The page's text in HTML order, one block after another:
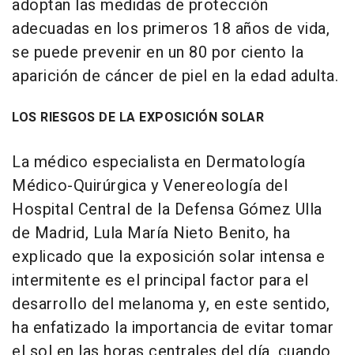
adoptan las medidas de protección
adecuadas en los primeros 18 años de vida,
se puede prevenir en un 80 por ciento la
aparición de cáncer de piel en la edad adulta.
LOS RIESGOS DE LA EXPOSICIÓN SOLAR
La médico especialista en Dermatología
Médico-Quirúrgica y Venereología del
Hospital Central de la Defensa Gómez Ulla
de Madrid, Lula María Nieto Benito, ha
explicado que la exposición solar intensa e
intermitente es el principal factor para el
desarrollo del melanoma y, en este sentido,
ha enfatizado la importancia de evitar tomar